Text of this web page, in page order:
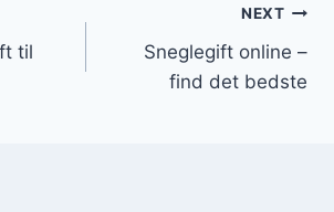
til
NEXT
Sneglegift online –
find det bedste